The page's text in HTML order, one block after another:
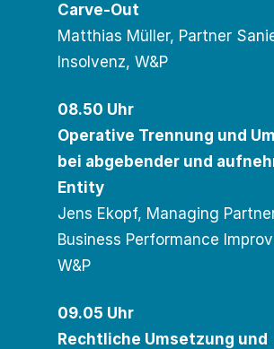
Carve-Out
Matthias Müller, Partner
Insolvenz, W&P
08.50 Uhr
Operative Trennung und
bei abgebender und
Entity
Jens Ekopf, Managing
Business Performance
W&P
09.05 Uhr
Rechtliche Umsetzung und